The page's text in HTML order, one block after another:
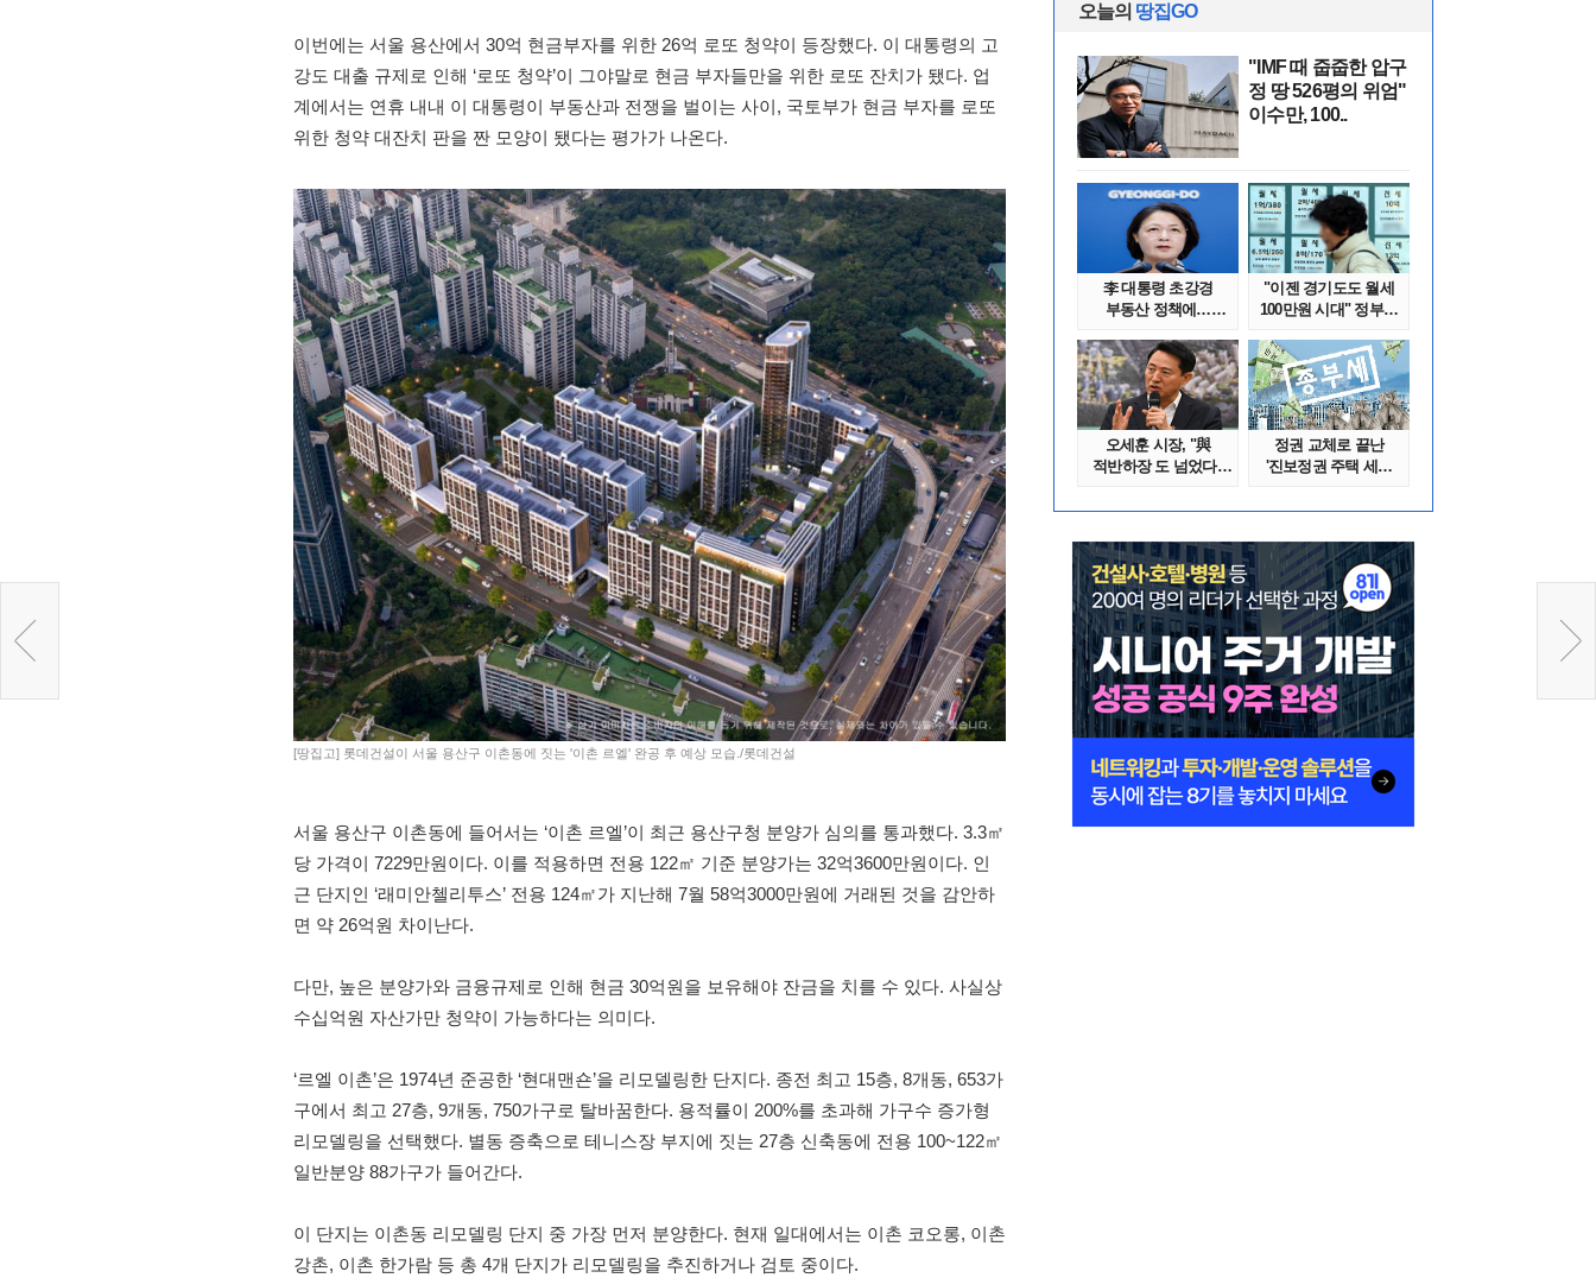
이번에는 서울 용산에서 30억 현금부자를 위한 26억 로또 청약이 등장했다. 이 대통령의 고
강도 대출 규제로 인해 ‘로또 청약’이 그야말로 현금 부자들만을 위한 로또 잔치가 됐다. 업
계에서는 연휴 내내 이 대통령이 부동산과 전쟁을 벌이는 사이, 국토부가 현금 부자를 로또
위한 청약 대잔치 판을 짠 모양이 됐다는 평가가 나온다.
[땅집고] 롯데건설이 서울 용산구 이촌동에 짓는 '이촌 르엘' 완공 후 예상 모습./롯데건설
서울 용산구 이촌동에 들어서는 ‘이촌 르엘’이 최근 용산구청 분양가 심의를 통과했다. 3.3㎡
당 가격이 7229만원이다. 이를 적용하면 전용 122㎡ 기준 분양가는 32억3600만원이다. 인
근 단지인 ‘래미안첼리투스’ 전용 124㎡가 지난해 7월 58억3000만원에 거래된 것을 감안하
면 약 26억원 차이난다.
다만, 높은 분양가와 금융규제로 인해 현금 30억원을 보유해야 잔금을 치를 수 있다. 사실상
수십억원 자산가만 청약이 가능하다는 의미다.
‘르엘 이촌’은 1974년 준공한 ‘현대맨숀’을 리모델링한 단지다. 종전 최고 15층, 8개동, 653가
구에서 최고 27층, 9개동, 750가구로 탈바꿈한다. 용적률이 200%를 초과해 가구수 증가형
리모델링을 선택했다. 별동 증축으로 테니스장 부지에 짓는 27층 신축동에 전용 100~122㎡
일반분양 88가구가 들어간다.
이 단지는 이촌동 리모델링 단지 중 가장 먼저 분양한다. 현재 일대에서는 이촌 코오롱, 이촌
강촌, 이촌 한가람 등 총 4개 단지가 리모델링을 추진하거나 검토 중이다.
오늘의 땅집GO
"IMF 때 줍줍한 압구
정 땅 526평의 위엄"
이수만, 100..
李 대통령 초강경
부동산 정책에…
"이젠 경기도도 월세
100만원 시대" 정부發
오세훈 시장, "與
적반하장 도 넘었다"
정권 교체로 끝난
'진보정권 주택 세금